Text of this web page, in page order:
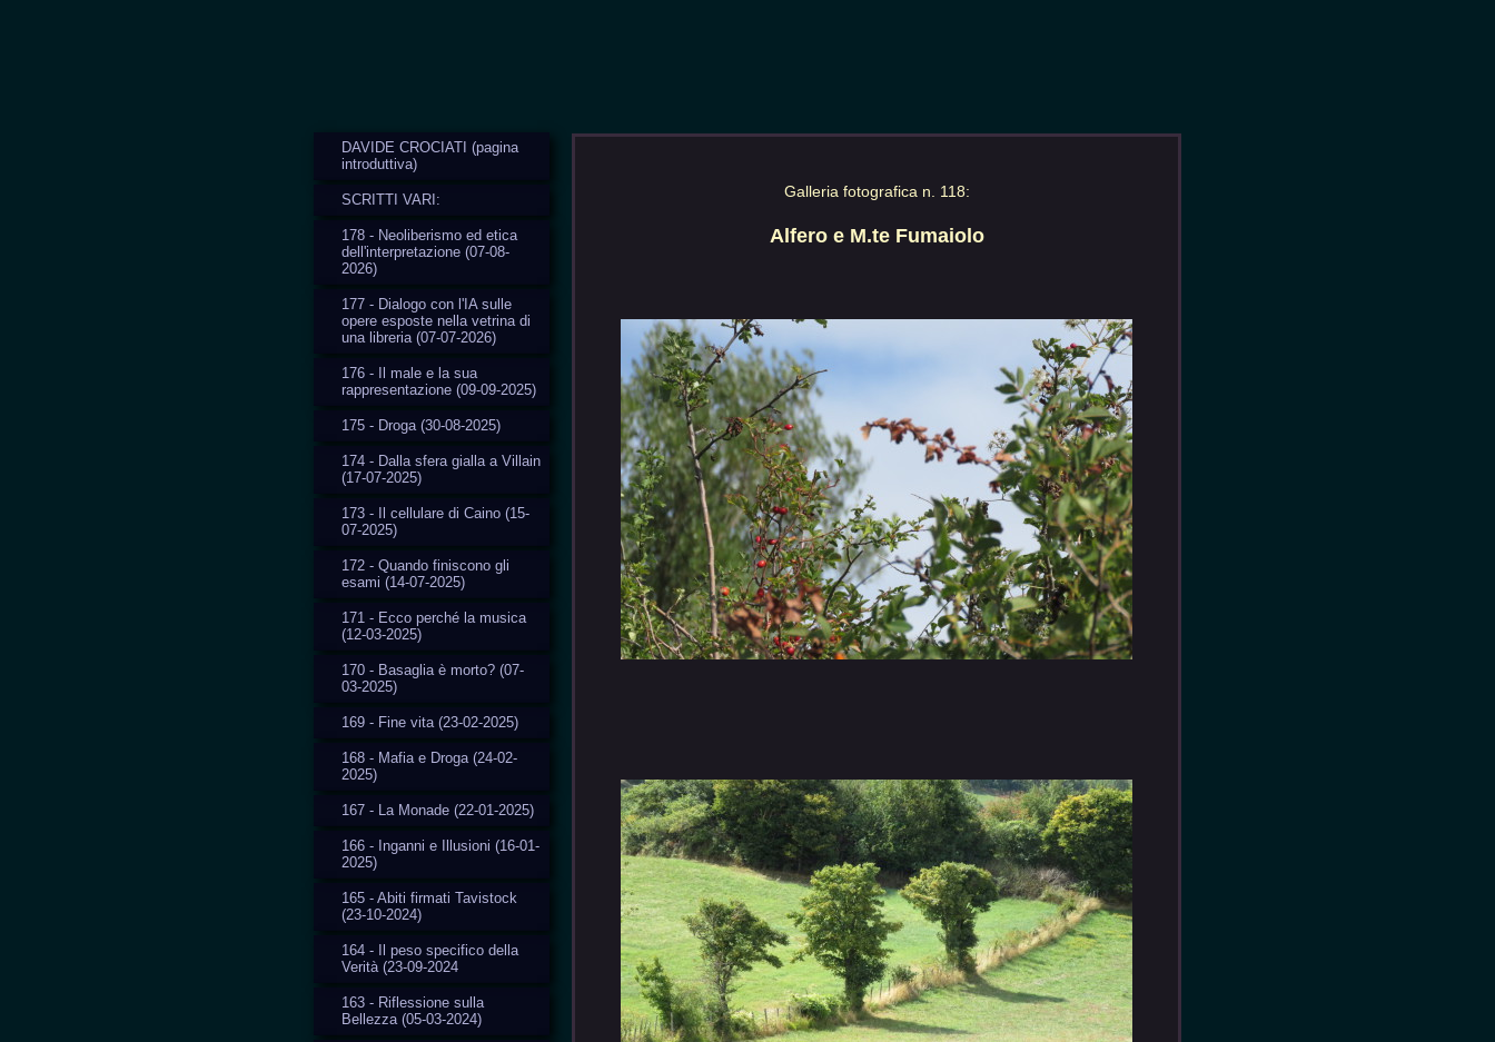
DAVIDE CROCIATI (pagina
introduttiva)
SCRITTI VARI:
178 - Neoliberismo ed etica
dell'interpretazione (07-08-
2026)
177 - Dialogo con l'IA sulle
opere esposte nella vetrina di
una libreria (07-07-2026)
176 - Il male e la sua
rappresentazione (09-09-2025)
175 - Droga (30-08-2025)
174 - Dalla sfera gialla a Villain
(17-07-2025)
173 - Il cellulare di Caino (15-
07-2025)
172 - Quando finiscono gli
esami (14-07-2025)
171 - Ecco perché la musica
(12-03-2025)
170 - Basaglia è morto? (07-
03-2025)
169 - Fine vita (23-02-2025)
168 - Mafia e Droga (24-02-
2025)
167 - La Monade (22-01-2025)
166 - Inganni e Illusioni (16-01-
2025)
165 - Abiti firmati Tavistock
(23-10-2024)
164 - Il peso specifico della
Verità (23-09-2024
163 - Riflessione sulla
Bellezza (05-03-2024)
Galleria fotografica n. 118:
Alfero e M.te Fumaiolo